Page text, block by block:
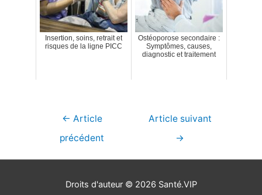
Insertion, soins, retrait et
risques de la ligne PICC
Ostéoporose secondaire :
Symptômes, causes,
diagnostic et traitement
Navigation
← Article
précédent
Article suivant
→
Droits d'auteur © 2026 Santé.VIP